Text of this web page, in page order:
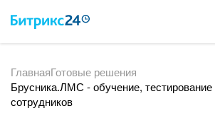
ВОЗМОЖНОСТИ
ЦЕНЫ
ГлавнаяГотовые решения
Брусника.ЛМС - обучение, тестирование
сотрудников